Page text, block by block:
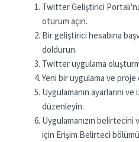
Twitter Geliştirici
oturum açın.
Bir geliştirici hesabına
doldurun.
Twitter uygulama
Yeni bir uygulama ve
Uygulamanın ayarlarını
düzenleyin.
Uygulamanızın
için Erişim Belirteci